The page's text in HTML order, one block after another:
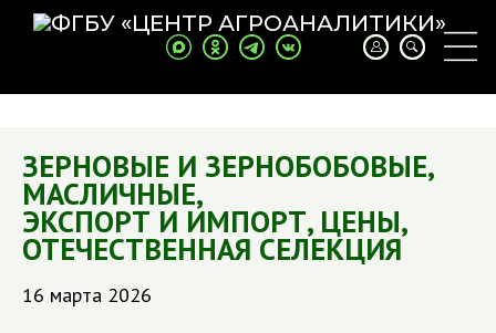
ЗЕРНОВЫЕ И ЗЕРНОБОБОВЫЕ,
МАСЛИЧНЫЕ,
ЭКСПОРТ И ИМПОРТ, ЦЕНЫ,
ОТЕЧЕСТВЕННАЯ СЕЛЕКЦИЯ
16 марта 2026